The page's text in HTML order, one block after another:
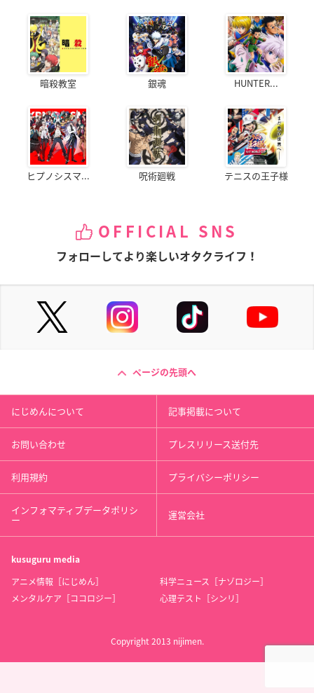
暗殺教室 銀魂 HUNTER...
ヒプノシスマ... 呪術廻戦 テニスの王子様
OFFICIAL SNS
フォローしてより楽しいオタクライフ！
ページの先頭へ
にじめんについて 記事掲載について
お問い合わせ プレスリリース送付先
利用規約 プライバシーポリシー
インフォマティブデータポリシ
ー 運営会社
kusuguru media
アニメ情報［にじめん］
科学ニュース［ナゾロジー］
メンタルケア［ココロジー］
心理テスト［シンリ］
Copyright 2013 nijimen.